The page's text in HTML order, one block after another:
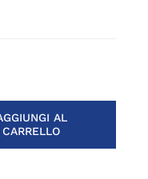
AL
CARRELLO